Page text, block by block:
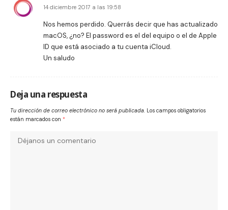
14 diciembre 2017 a las 19:58
Nos hemos perdido. Querrás decir que has actualizado
macOS, ¿no? El password es el del equipo o el de Apple
ID que está asociado a tu cuenta iCloud.
Un saludo
Deja una respuesta
Tu dirección de correo electrónico no será publicada. Los campos obligatorios
están marcados con *